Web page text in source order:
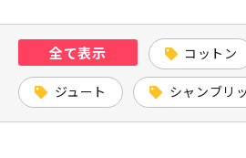
全て表示 コットン
ジュート シャンブリ